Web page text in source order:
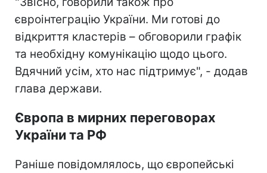
євроінтеграцію України. Ми готові до
відкриття кластерів – обговорили графік
та необхідну комунікацію щодо цього.
Вдячний усім, хто нас підтримує", - додав
глава держави.
Європа в мирних переговорах
України та РФ
Раніше повідомлялось, що європейські